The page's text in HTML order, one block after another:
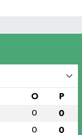
O P
0 0
0 0